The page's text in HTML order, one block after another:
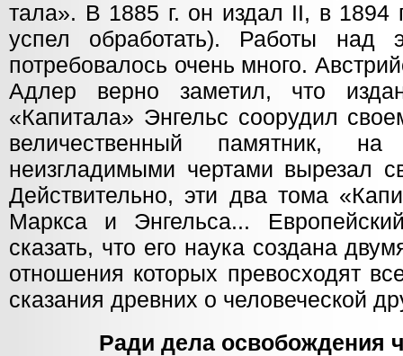
тала». В 1885 г. он издал II, в 1894
успел обработать). Работы над
потребовалось очень много.
Адлер верно заметил, что
«Капитала» Энгельс соорудил
величественный памятник,
неизгладимыми чертами вырезал
Действительно, эти два тома
Маркса и Энгельса...
сказать, что его наука соз­дана
отношения которых превосходят
сказания древних о человеческой
Ради дела освобождения